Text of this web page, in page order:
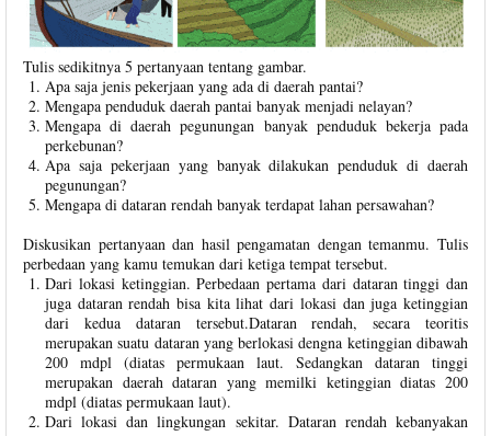
Tulis sedikitnya 5 pertanyaan tentang gambar.
Apa saja jenis pekerjaan yang ada di daerah pantai?
Mengapa penduduk daerah pantai banyak menjadi nelayan?
Mengapa di daerah pegunungan banyak penduduk bekerja pada
perkebunan?
Apa saja pekerjaan yang banyak dilakukan penduduk di daerah
pegunungan?
Mengapa di dataran rendah banyak terdapat lahan persawahan?
Diskusikan pertanyaan dan hasil pengamatan dengan temanmu. Tulis
perbedaan yang kamu temukan dari ketiga tempat tersebut.
Dari lokasi ketinggian. Perbedaan pertama dari dataran tinggi dan
juga dataran rendah bisa kita lihat dari lokasi dan juga ketinggian
dari kedua dataran tersebut.Dataran rendah, secara teoritis
merupakan suatu dataran yang berlokasi dengna ketinggian dibawah
200 mdpl (diatas permukaan laut. Sedangkan dataran tinggi
merupakan daerah dataran yang memilki ketinggian diatas 200
mdpl (diatas permukaan laut).
Dari lokasi dan lingkungan sekitar. Dataran rendah kebanyakan